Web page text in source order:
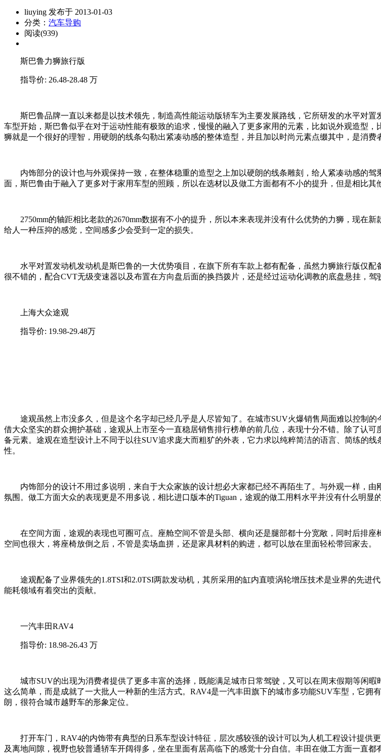
liuying 发布于 2013-01-03
分类： 汽车导购
阅读(939)
斯巴鲁力狮旅行版
指导价: 26.48-28.48 万
斯巴鲁品牌一直以来都是以技术领先，制造高性能运动版轿车为主要发展路线，它所研发的水平对置
车型开始，斯巴鲁似乎在对于运动性能有极致的追求，慢慢的融入了更多家用的元素，比如说外观造型
狮就是一个很好的理智，用硬朗的线条勾勒出紧凑动感的整体造型，并且加以时尚元素点缀其中，是消费
内饰部分的设计也与外观保持一致，在整体稳重的造型之上加以硬朗的线条雕刻，给人紧凑动感的驾
面，斯巴鲁由于融入了更多对于家用车型的照顾，所以在选材以及做工方面都有不小的提升，但是相比其
2750mm的轴距相比老款的2670mm数据有不小的提升，所以本来表现并没有什么优势的力狮，现在
给人一种压抑的感觉，空间感多少会受到一定的损失。
水平对置发动机发动机是斯巴鲁的一大优势项目，在旗下所有车款上都有配备，虽然力狮旅行版仅配
很不错的，配合CVT无级变速器以及布置在方向盘后面的换挡拨片，还是经过运动化调教的底盘悬挂，驾
上海大众途观
指导价: 19.98-29.48万
途观虽然上市没多久，但是这个名字却已经几乎是人尽皆知了。在城市SUV火爆销售局面难以控制的
借大众坚实的群众拥护基础，途观从上市至今一直稳居销售排行榜单的前几位，表现十分不错。除了认
备元素。途观在造型设计上不同于以往SUV追求庞大而粗犷的外表，它力求以纯粹简洁的语言、简练的
性。
内饰部分的设计不用过多说明，来自于大众家族的设计想必大家都已经不再陌生了。与外观一样，由
氛围。做工方面大众的表现更是不用多说，相比进口版本的Tiguan，途观的做工用料水平并没有什么明显
在空间方面，途观的表现也可圈可点。座舱空间不管是头部、横向还是腿部都十分宽敞，同时后排座
空间也很大，将座椅放倒之后，不管是卖场血拼，还是家具材料的购进，都可以放在里面轻松带回家去。
途观配备了业界领先的1.8TSI和2.0TSI两款发动机，其所采用的缸内直喷涡轮增压技术是业界的先进
能耗领域有着突出的贡献。
一汽丰田RAV4
指导价: 18.98-26.43 万
城市SUV的出现为消费者提供了更多丰富的选择，既能满足城市日常驾驶，又可以在周末假期等闲暇
这么简单，而是成就了一大批人一种新的生活方式。RAV4是一汽丰田旗下的城市多功能SUV车型，它
朗，很符合城市越野车的形象定位。
打开车门，RAV4的内饰带有典型的日系车型设计特征，层次感较强的设计可以为人机工程设计提供
及离地间隙，视野也较普通轿车开阔得多，坐在里面有居高临下的感觉十分自信。丰田在做工方面一直